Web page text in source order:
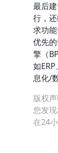
最后
行，
求功
优先
擎（
如
息化/
版权
您发
在24